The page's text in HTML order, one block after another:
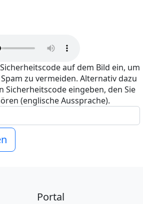
auf dem Bild ein, um
zu vermeiden. Alternativ dazu
Sicherheitscode eingeben, den Sie
(englische Aussprache).
Portal